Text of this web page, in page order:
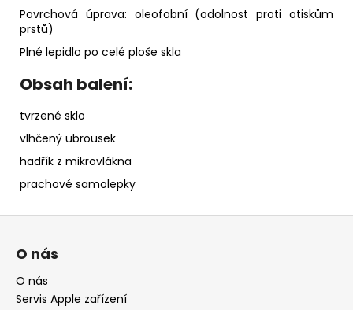
Povrchová úprava: oleofobní (odolnost proti otiskům
prstů)
Plné lepidlo po celé ploše skla
Obsah balení:
tvrzené sklo
vlhčený ubrousek
hadřík z mikrovlákna
prachové samolepky
Z
O nás
O nás
Servis Apple zařízení